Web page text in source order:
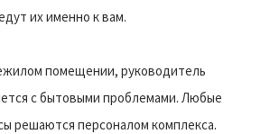
их именно к вам.
помещении, руководитель
с бытовыми проблемами. Любые
решаются персоналом комплекса.